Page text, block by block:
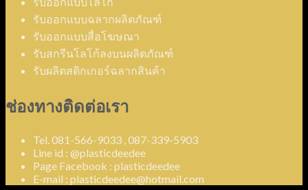
รับออกแบบฉลากผลิตภัณฑ์
รับออกแบบสื่อโฆษณา
รับสกรีนโลโก้ลงบนผลิตภัณฑ์
รับผลิตสติกเกอร์ฉลากสินค้า
ช่องทางติดต่อเรา
Tel. 081-566-9033 , 087-339-5903
Line id : @plasticdeedee
Page Facebook : plasticdeedee
E-mail : plasticdeedee@hotmail.com